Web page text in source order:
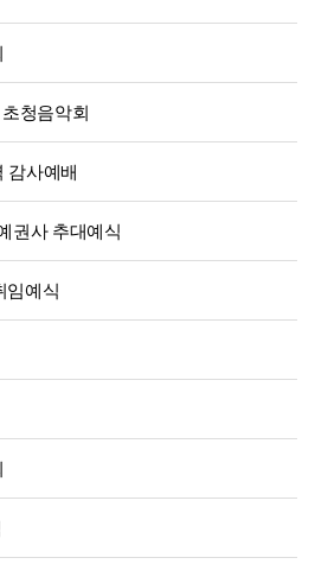
청음악회
감사예배
권사 추대예식
임예식